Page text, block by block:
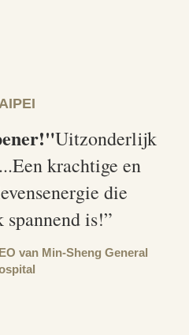
Uitzonderlijk
krachtige en
die
is!”
van Min-Sheng General